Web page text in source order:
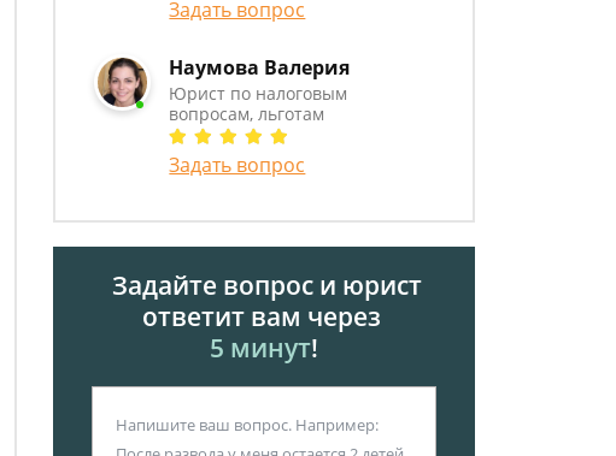
Задать вопрос
Наумова Валерия
Юрист по налоговым
вопросам, льготам
Задать вопрос
Задайте вопрос и юрист
ответит вам через
5 минут!